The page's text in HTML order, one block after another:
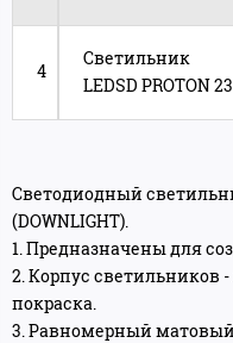
4
Светильник
LEDSD PROTON
Светодиодный
(DOWNLIGHT).
1. Предназначены для
2. Корпус
покраска.
3. Равномерный